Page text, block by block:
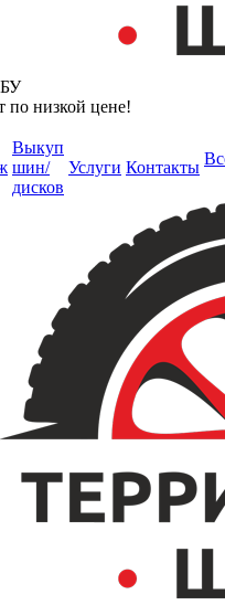
по низкой цене!
Выкуп
шин/
дисков
Услуги Контакты